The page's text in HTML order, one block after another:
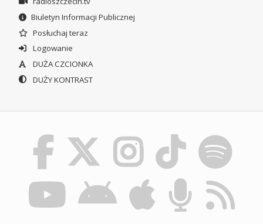
Biuletyn Informacji Publicznej
Posłuchaj teraz
Logowanie
DUŻA CZCIONKA
DUŻY KONTRAST